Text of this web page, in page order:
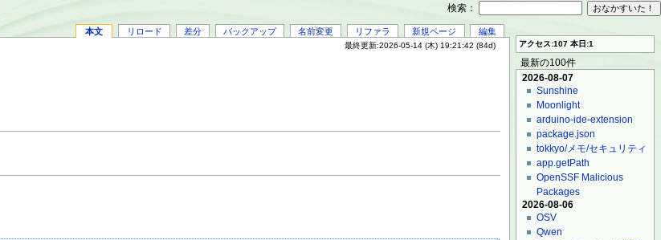
本文 リロード 差分 バックアップ 名前変更 リファラ 新規ページ 編集
最終更新:2026-05-14 (木) 19:21:42 (84d) アクセス:107 本日:1
最新の100件
2026-08-07
Sunshine
Moonlight
arduino-ide-extension
package.json
tokkyo/メモ/セキュリティ
app.getPath
OpenSSF Malicious
Packages
2026-08-06
OSV
Qwen
検索：